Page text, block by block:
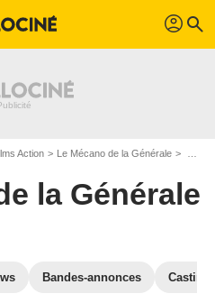
profil search
Action Le Mécano de la Générale
la Générale
Bandes-annonces Casting